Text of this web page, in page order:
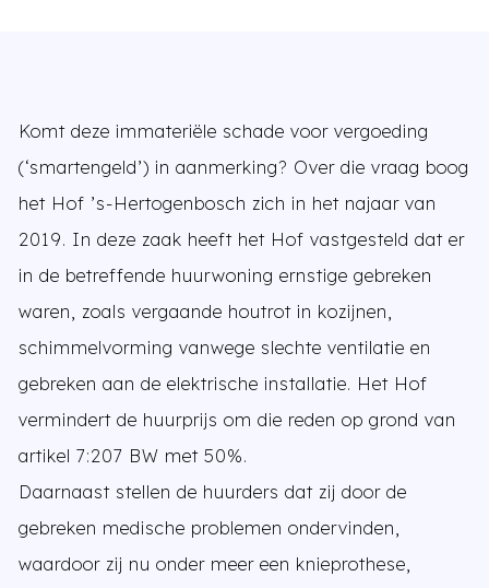
Komt deze immateriële schade voor vergoeding
(‘smartengeld’) in aanmerking? Over die vraag boog
het Hof ’s-Hertogenbosch zich in het najaar van
2019. In deze zaak heeft het Hof vastgesteld dat er
in de betreffende huurwoning ernstige gebreken
waren, zoals vergaande houtrot in kozijnen,
schimmelvorming vanwege slechte ventilatie en
gebreken aan de elektrische installatie. Het Hof
vermindert de huurprijs om die reden op grond van
artikel 7:207 BW met 50%.
Daarnaast stellen de huurders dat zij door de
gebreken medische problemen ondervinden,
waardoor zij nu onder meer een knieprothese,